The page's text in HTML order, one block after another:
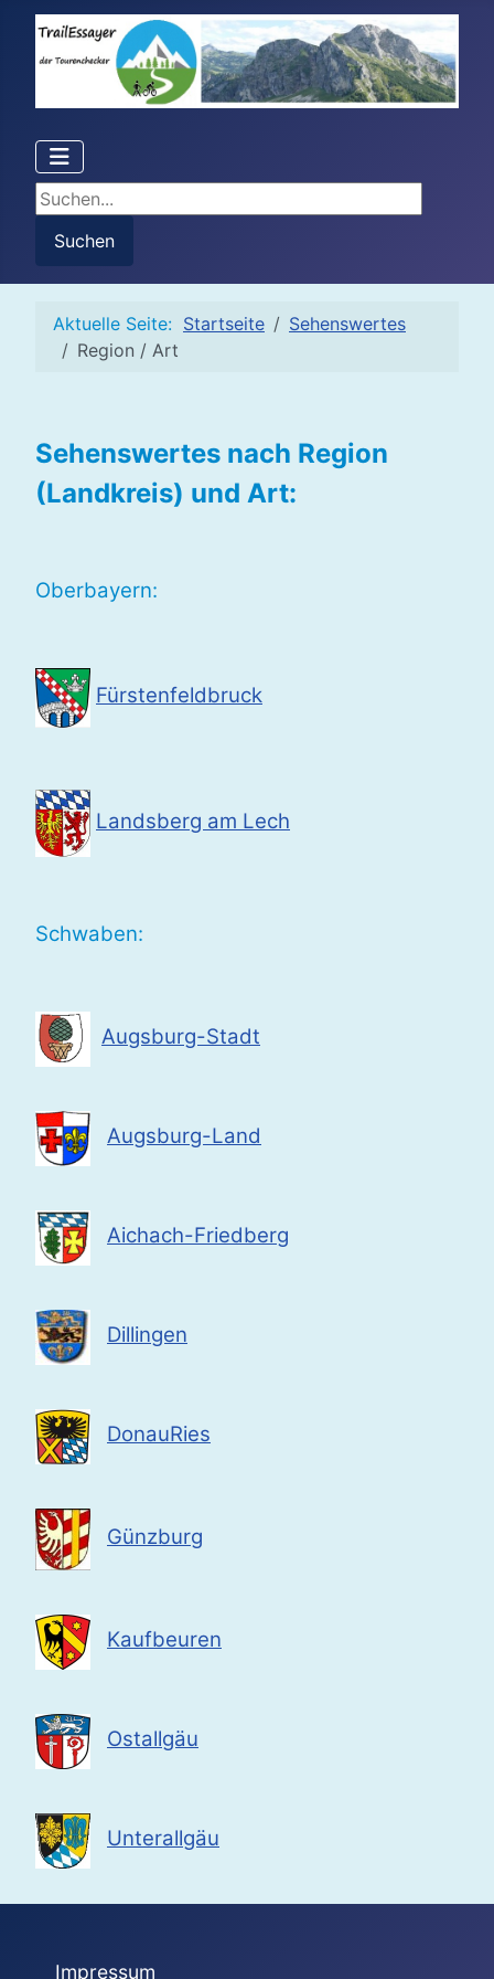
Suchen...
Suchen
Aktuelle Seite: Startseite
Sehenswertes
Region / Art
Sehenswertes nach Region
(Landkreis) und Art:
Oberbayern:
Fürstenfeldbruck
Landsberg am Lech
Schwaben:
Augsburg-Stadt
Augsburg-Land
Aichach-Friedberg
Dillingen
DonauRies
Günzburg
Kaufbeuren
Ostallgäu
Unterallgäu
Impressum